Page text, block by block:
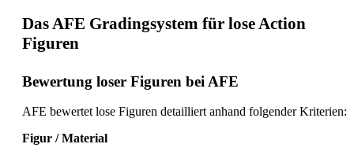
Das AFE Gradingsystem für lose Action
Figuren
Bewertung loser Figuren bei AFE
AFE bewertet lose Figuren detailliert anhand folgender Kriterien:
Figur / Material